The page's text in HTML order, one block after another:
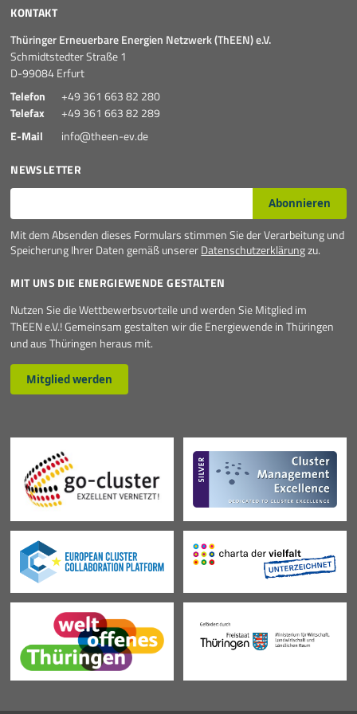
Mehr
KONTAKT
Thüringer Erneuerbare Energien Netzwerk (ThEEN) e.V.
Schmidtstedter Straße 1
D-99084 Erfurt
Telefon
+49 361 663 82 280
Telefax
+49 361 663 82 289
E-Mail
info@theen-ev.de
NEWSLETTER
E-Mail* Abonnieren
Mit dem Absenden dieses Formulars stimmen Sie der Verarbeitung und
Speicherung Ihrer Daten gemäß unsererDatenschutzerklärungzu.
MIT UNS DIE ENERGIEWENDE GESTALTEN
Nutzen Sie die Wettbewerbsvorteile und werden Sie Mitglied im
ThEEN e.V.! Gemeinsam gestalten wir die Energiewende in Thüringen
und aus Thüringen heraus mit.
Mitglied werden